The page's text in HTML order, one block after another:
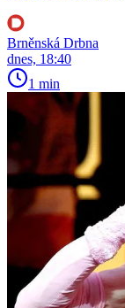
Brněnská Drbna
dnes, 18:40
1 min